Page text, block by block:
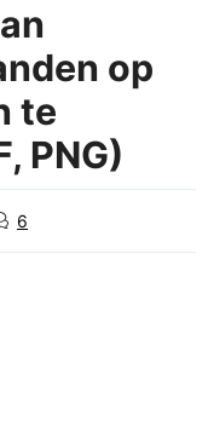
op
te
PNG)
6